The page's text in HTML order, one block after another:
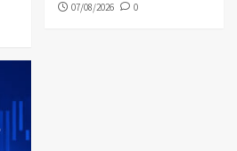
07/08/2026 0